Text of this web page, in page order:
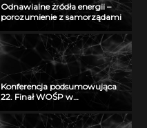
Odnawialne żródła energii –
porozumienie z samorządami
Konferencja podsumowująca
22. Finał WOŚP w